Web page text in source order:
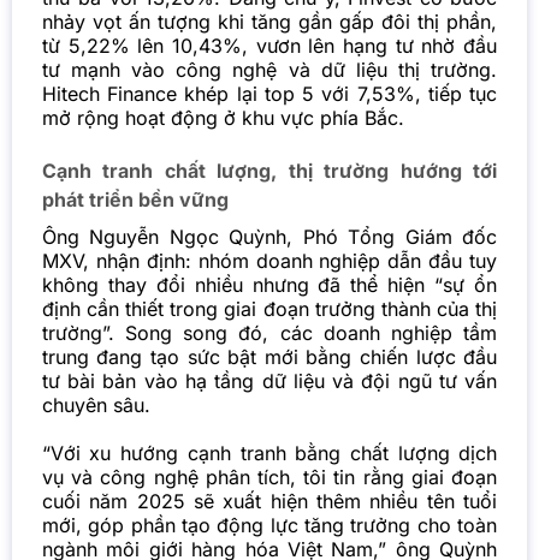
nhảy vọt ấn tượng khi tăng gần gấp đôi thị phần,
từ 5,22% lên 10,43%, vươn lên hạng tư nhờ đầu
tư mạnh vào công nghệ và dữ liệu thị trường.
Hitech Finance khép lại top 5 với 7,53%, tiếp tục
mở rộng hoạt động ở khu vực phía Bắc.
Cạnh tranh chất lượng, thị trường hướng tới
phát triển bền vững
Ông Nguyễn Ngọc Quỳnh, Phó Tổng Giám đốc
MXV, nhận định: nhóm doanh nghiệp dẫn đầu tuy
không thay đổi nhiều nhưng đã thể hiện “sự ổn
định cần thiết trong giai đoạn trưởng thành của thị
trường”. Song song đó, các doanh nghiệp tầm
trung đang tạo sức bật mới bằng chiến lược đầu
tư bài bản vào hạ tầng dữ liệu và đội ngũ tư vấn
chuyên sâu.
“Với xu hướng cạnh tranh bằng chất lượng dịch
vụ và công nghệ phân tích, tôi tin rằng giai đoạn
cuối năm 2025 sẽ xuất hiện thêm nhiều tên tuổi
mới, góp phần tạo động lực tăng trưởng cho toàn
ngành môi giới hàng hóa Việt Nam,” ông Quỳnh